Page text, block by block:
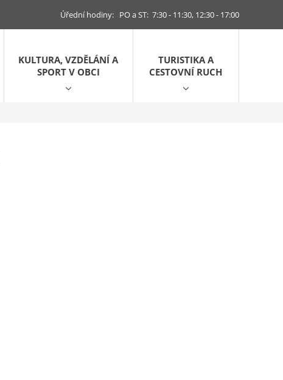
Úřední hodiny: PO a ST: 7:30 - 11:30, 12:30 - 17:00
KULTURA, VZDĚLÁNÍ A
SPORT V OBCI
TURISTIKA A
CESTOVNÍ RUCH